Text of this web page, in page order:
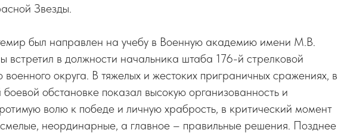
Звезды.
был направлен на учебу в Военную академию имени М.В.
в должности начальника штаба 176-й стрелковой
военного округа. В тяжелых и жестоких приграничных сражениях, в
обстановке показал высокую организованность и
волю к победе и личную храбрость, в критический момент
неординарные, а главное – правильные решения. Позднее